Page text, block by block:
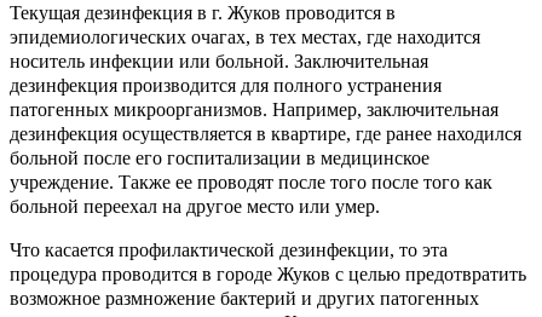
Текущая дезинфекция в г. Жуков проводится в
эпидемиологических очагах, в тех местах, где находится
носитель инфекции или больной. Заключительная
дезинфекция производится для полного устранения
патогенных микроорганизмов. Например, заключительная
дезинфекция осуществляется в квартире, где ранее находился
больной после его госпитализации в медицинское
учреждение. Также ее проводят после того после того как
больной переехал на другое место или умер.
Что касается профилактической дезинфекции, то эта
процедура проводится в городе Жуков с целью предотвратить
возможное размножение бактерий и других патогенных